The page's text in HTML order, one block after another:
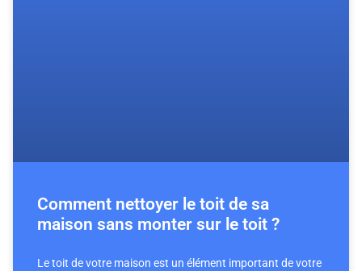
Comment nettoyer le toit de sa
maison sans monter sur le toit ?
Le toit de votre maison est un élément important de votre